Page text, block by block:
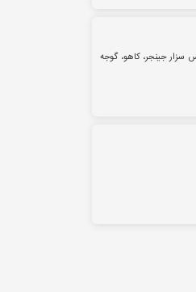
سزار جینجر، کاهو، گوجه